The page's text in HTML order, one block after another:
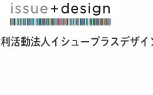
活動法人イシュープラスデザイ